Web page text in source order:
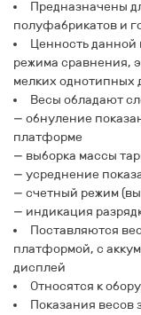
Предназначены
полуфабрикатов и
Ценность данной
режима сравнения,
мелких однотипных
Весы обладают
— обнуление
платформе
— выборка массы
— усреднение
— счетный режим
— индикация
Поставляются
платформой, с
дисплей
Относятся к
Показания весов